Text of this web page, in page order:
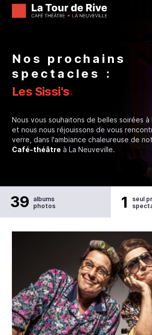
Nos prochains
spectacles :
Les Sissi's.
Nous vous souhaitons de belles soirées à
et nous nous réjouissons de vous
verre, dans l'ambiance chaleureuse de
Café-théâtre à La Neuveville.
39
albums
photos
1
seul